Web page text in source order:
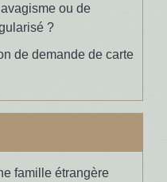
ou de
?
de demande de carte
famille étrangère